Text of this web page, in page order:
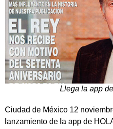
Llega la app
Ciudad de México 12
lanzamiento de la app de